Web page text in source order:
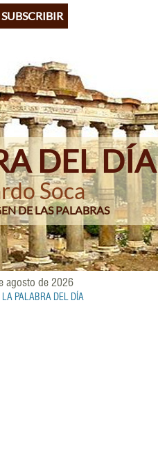
SUBSCRIBIR
DEL DÍA
Soca
DE LAS PALABRAS
agosto de 2026
PALABRA DEL DÍA